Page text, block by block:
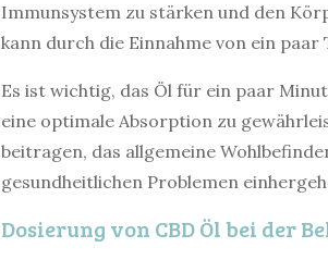
Immunsystem zu stärken und den
kann durch die Einnahme von ein
Es ist wichtig, das Öl für ein paar
eine optimale Absorption zu
beitragen, das allgemeine
gesundheitlichen Problemen
Dosierung von CBD Öl bei der